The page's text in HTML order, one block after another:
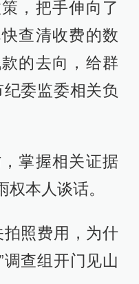
，把手伸向了
查清收费的数
的去向，给群
委监委相关负
掌握相关证据
本人谈话。
照费用，为什
查组开门见山